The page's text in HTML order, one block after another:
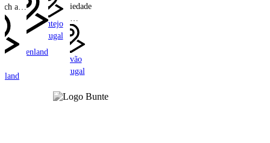
auf
aus
Sifnos
Griechenland
Alentejo
Portugal
A Sociedade
Rural:
Ruhiger
Luxus auf
nachhaltigen
Farm im
Alto
Alentejo
Marvão
Portugal